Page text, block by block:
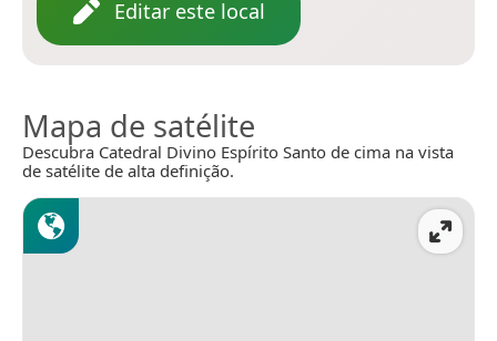
Editar este local
Mapa de satélite
Descubra Catedral Divino Espírito Santo de cima na vista
de satélite de alta definição.